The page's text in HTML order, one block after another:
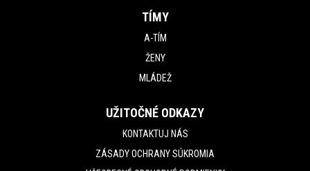
TÍMY
A-TÍM
ŽENY
MLÁDEŽ
UŽITOČNÉ ODKAZY
KONTAKTUJ NÁS
ZÁSADY OCHRANY SÚKROMIA